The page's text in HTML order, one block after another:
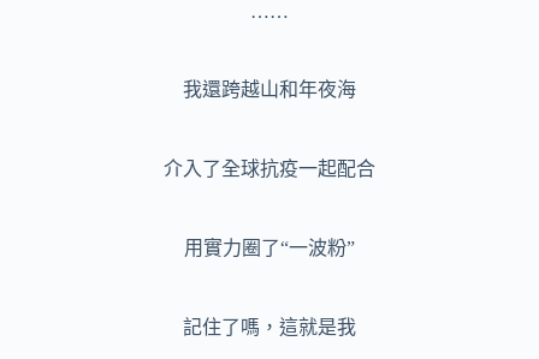
……
我還跨越山和年夜海
介入了全球抗疫一起配合
用實力圈了“一波粉”
記住了嗎，這就是我